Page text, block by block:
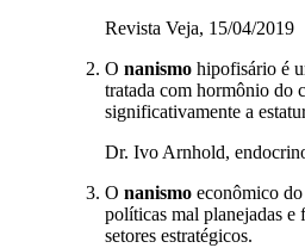
Revista Veja, 15/04/2019
O nanismo hipofisário é
tratada com hormônio do
significativamente a
Dr. Ivo Arnhold,
O nanismo econômico
políticas mal planejadas e
setores estratégicos.